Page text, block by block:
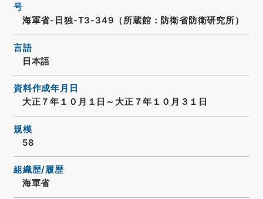
号
海軍省-日独-T3-349（所蔵館：防衛省防衛研究所）
言語
日本語
資料作成年月日
大正７年１０月１日～大正７年１０月３１日
規模
58
組織歴/履歴
海軍省